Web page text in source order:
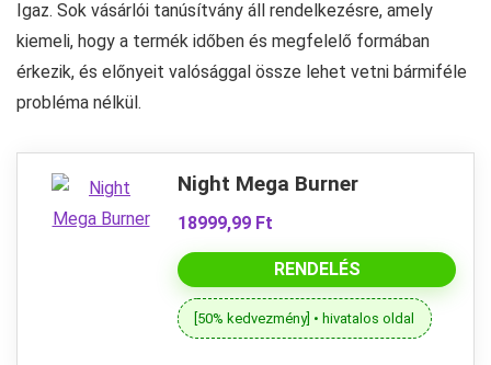
Igaz. Sok vásárlói tanúsítvány áll rendelkezésre, amely
kiemeli, hogy a termék időben és megfelelő formában
érkezik, és előnyeit valósággal össze lehet vetni bármiféle
probléma nélkül.
Night Mega Burner
18999,99 Ft
RENDELÉS
[50% kedvezmény] • hivatalos oldal